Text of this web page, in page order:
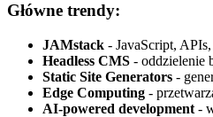
Główne trendy:
JAMstack - JavaScript,
Headless CMS - oddzielenie
Static Site Generators -
Edge Computing -
AI-powered development -